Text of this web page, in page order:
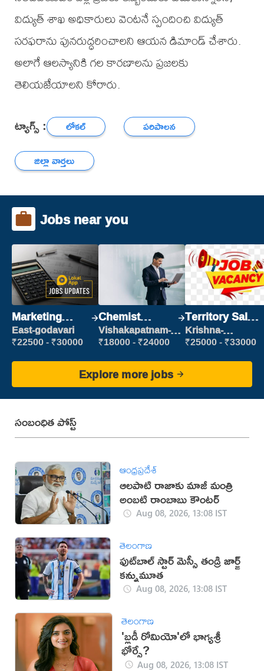
విద్యుత్ శాఖ అధికారులు వెంటనే స్పందించి విద్యుత్
సరఫరాను పునరుద్ధరించాలని ఆయన డిమాండ్ చేశారు.
అలాగే ఆలస్యానికి గల కారణాలను ప్రజలకు
తెలియజేయాలని కోరారు.
ట్యాగ్స్ : లోకల్
పరిపాలన
జిల్లా వార్తలు
Jobs near you
Marketing
Executive
East-godavari
₹22500 - ₹30000
Chemist
Production
Executive
Vishakapatnam-
new
₹18000 - ₹24000
Territory Sales
Manager
Krishna-
vijayawada
₹25000 - ₹33000
Explore more jobs
సంబంధిత పోస్ట్
ఆంధ్రప్రదేశ్
ఆలపాటి రాజాకు మాజీ మంత్రి
అంబటి రాంబాబు కౌంటర్‌
Aug 08, 2026, 13:08 IST
తెలంగాణ
ఫుట్‌బాల్ స్టార్ మెస్సీ తండ్రి జార్జ్
కన్నుమూత
Aug 08, 2026, 13:08 IST
తెలంగాణ
'బ్లడీ రోమియో'లో భాగ్యశ్రీ
భోర్సే?
Aug 08, 2026, 13:08 IST